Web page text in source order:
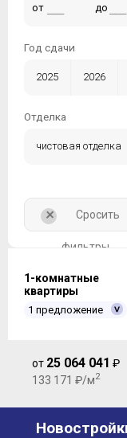
от до
Год сдачи
2025 2026
Отделка
чистовая отделка
+ Сросить
фильтры
1-комнатные
квартиры
1 предложение
от 25 064 041 ₽
133 171 ₽/м2